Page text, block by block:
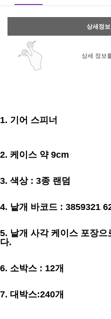
상세정
상세 정보
1. 기어 스피너
2. 케이스 약 9cm
3. 색상 : 3종 랜덤
4. 낱개 바코드 : 3859321
5. 낱개 사각 케이스 포장으
다.
6. 소박스 : 12개
7. 대박스:240개